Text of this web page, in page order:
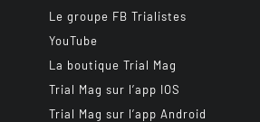
Le groupe FB Trialistes
YouTube
La boutique Trial Mag
Trial Mag sur l’app IOS
Trial Mag sur l’app Android